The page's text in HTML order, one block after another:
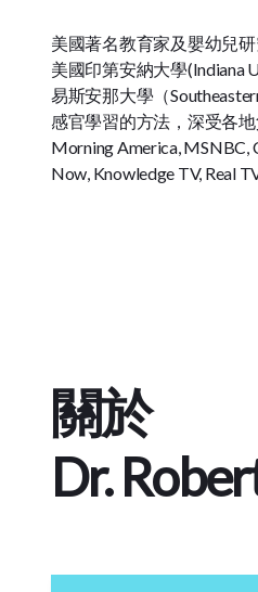
美國著名教育家及嬰幼兒
美國印第安納大學(Indiana
易斯安那大學（
感官學習的方法，深受各
Morning America, MSNBC,
Now, Knowledge TV, Real
關於
Dr.